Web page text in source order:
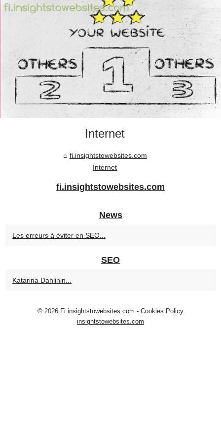
Internet
fi.insightstowebsites.com
Internet
fi.insightstowebsites.com
News
Les erreurs à éviter en SEO...
SEO
Katarina Dahlinin...
© 2026 Fi.insightstowebsites.com - Cookies Policy
insightstowebsites.com